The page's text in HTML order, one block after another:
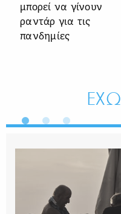
μπορεί να γίνουν
ραντάρ για τις
πανδημίες
ΕΧΩ